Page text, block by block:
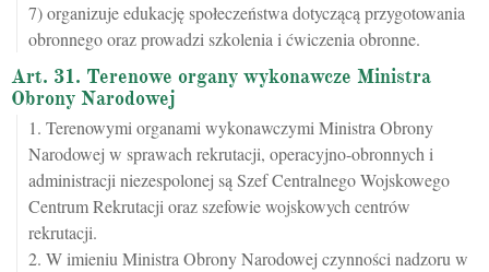
7) organizuje edukację społeczeństwa dotyczącą przygotowania
obronnego oraz prowadzi szkolenia i ćwiczenia obronne.
Art. 31. Terenowe organy wykonawcze Ministra
Obrony Narodowej
1. Terenowymi organami wykonawczymi Ministra Obrony
Narodowej w sprawach rekrutacji, operacyjno-obronnych i
administracji niezespolonej są Szef Centralnego Wojskowego
Centrum Rekrutacji oraz szefowie wojskowych centrów
rekrutacji.
2. W imieniu Ministra Obrony Narodowej czynności nadzoru w